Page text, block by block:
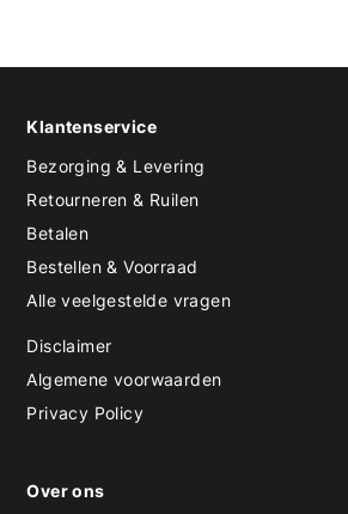
Klantenservice
Bezorging & Levering
Retourneren & Ruilen
Betalen
Bestellen & Voorraad
Alle veelgestelde vragen
Disclaimer
Algemene voorwaarden
Privacy Policy
Over ons